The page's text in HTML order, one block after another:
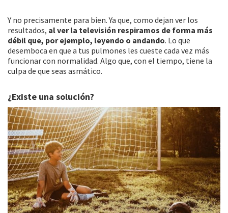
Y no precisamente para bien. Ya que, como dejan ver los
resultados, al ver la televisión respiramos de forma más
débil que, por ejemplo, leyendo o andando. Lo que
desemboca en que a tus pulmones les cueste cada vez más
funcionar con normalidad. Algo que, con el tiempo, tiene la
culpa de que seas asmático.
¿Existe una solución?